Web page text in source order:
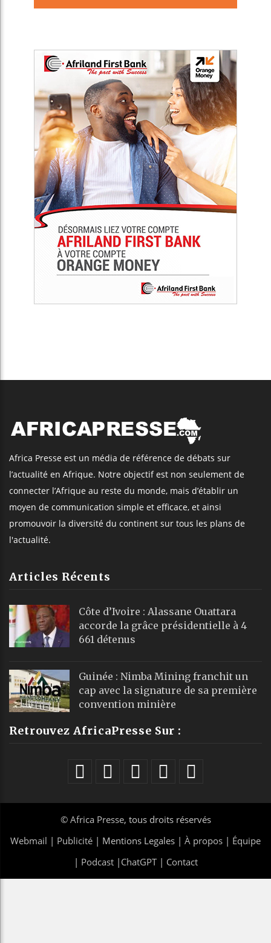
Africa Presse est un média de référence de débats sur
l’actualité en Afrique. Notre objectif est non seulement de
connecter l’Afrique au reste du monde, mais d’établir un
moyen de communication simple et efficace, et ainsi
promouvoir la diversité du continent sur tous les plans de
l'actualité.
Articles Récents
Côte d’Ivoire : Alassane Ouattara
accorde la grâce présidentielle à 4
661 détenus
Guinée : Nimba Mining franchit un
cap avec la signature de sa première
convention minière
Retrouvez AfricaPresse Sur :
© Africa Presse, tous droits réservés
Webmail | Publicité | Mentions Legales | À propos | Équipe
| Podcast| ChatGPT| Contact